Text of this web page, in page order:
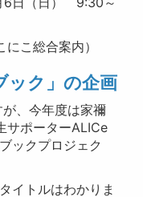
こ総合案内）
ック」の企画
、今年度は家禰
サポーターALICe
ックプロジェク
イトルはわかりま